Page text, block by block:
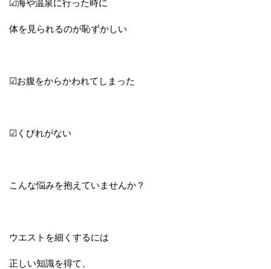
☑海や温泉に行った時に
体を見られるのが恥ずかしい
☑お腹をからかわれてしまった
☑くびれがない
こんな悩みを抱えていませんか？
ウエストを細くするには
正しい知識を得て、